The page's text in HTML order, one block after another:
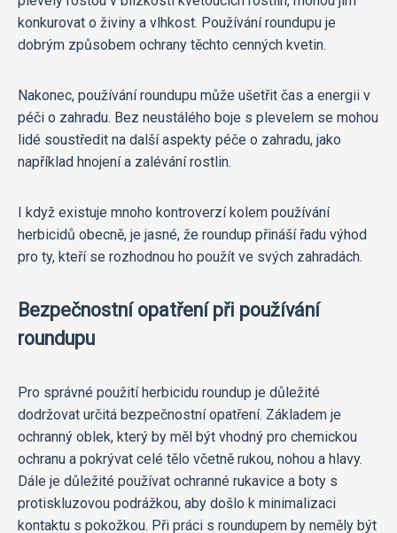
konkurovat o živiny a vlhkost. Používání roundupu je
dobrým způsobem ochrany těchto cenných kvetin.
Nakonec, používání roundupu může ušetřit čas a energii v
péči o zahradu. Bez neustálého boje s plevelem se mohou
lidé soustředit na další aspekty péče o zahradu, jako
například hnojení a zalévání rostlin.
I když existuje mnoho kontroverzí kolem používání
herbicidů obecně, je jasné, že roundup přináší řadu výhod
pro ty, kteří se rozhodnou ho použít ve svých zahradách.
Bezpečnostní opatření při používání
roundupu
Pro správné použití herbicidu roundup je důležité
dodržovat určitá bezpečnostní opatření. Základem je
ochranný oblek, který by měl být vhodný pro chemickou
ochranu a pokrývat celé tělo včetně rukou, nohou a hlavy.
Dále je důležité používat ochranné rukavice a boty s
protiskluzovou podrážkou, aby došlo k minimalizaci
kontaktu s pokožkou. Při práci s roundupem by neměly být